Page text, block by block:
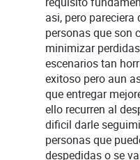
asi, pero
personas que son
minimizar
escenarios tan
exitoso pero aun
que entregar
ello recurren al
dificil darle
personas que
despedidas o se